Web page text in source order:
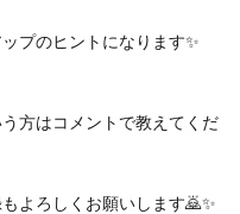
プのヒントになります✨
方はコメントで教えてくだ
よろしくお願いします🙇✨